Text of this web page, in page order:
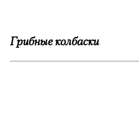
Грибные колбаски